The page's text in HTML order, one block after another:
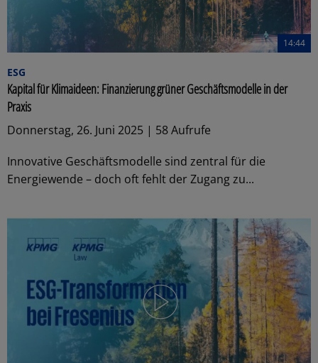
14:44
ESG
Kapital für Klimaideen: Finanzierung grüner Geschäftsmodelle in der
Praxis
Donnerstag, 26. Juni 2025 | 58 Aufrufe
Innovative Geschäftsmodelle sind zentral für die
Energiewende – doch oft fehlt der Zugang zu...